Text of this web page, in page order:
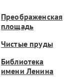
Преображенская
площадь
Чистые пруды
Библиотека
имени Ленина